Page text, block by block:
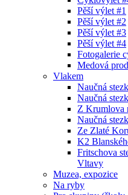
Pěší výlet #1
Pěší výlet #2
Pěší výlet #3
Pěší výlet #4
Fotogalerie
Medová
Vlakem
Naučná
Naučná
Z Krumlova
Naučná
Ze Zlaté
K2
Fritschova
Vltavy
Muzea, expozice
Na ryby